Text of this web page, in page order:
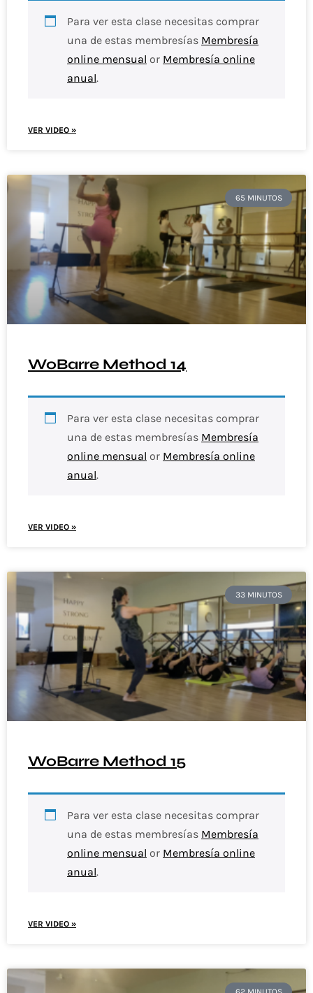
Para ver esta clase necesitas comprar
una de estas membresías Membresía
online mensual or Membresía online
anual.
VER VIDEO »
65 MINUTOS
WoBarre Method 14
Para ver esta clase necesitas comprar
una de estas membresías Membresía
online mensual or Membresía online
anual.
VER VIDEO »
33 MINUTOS
WoBarre Method 15
Para ver esta clase necesitas comprar
una de estas membresías Membresía
online mensual or Membresía online
anual.
VER VIDEO »